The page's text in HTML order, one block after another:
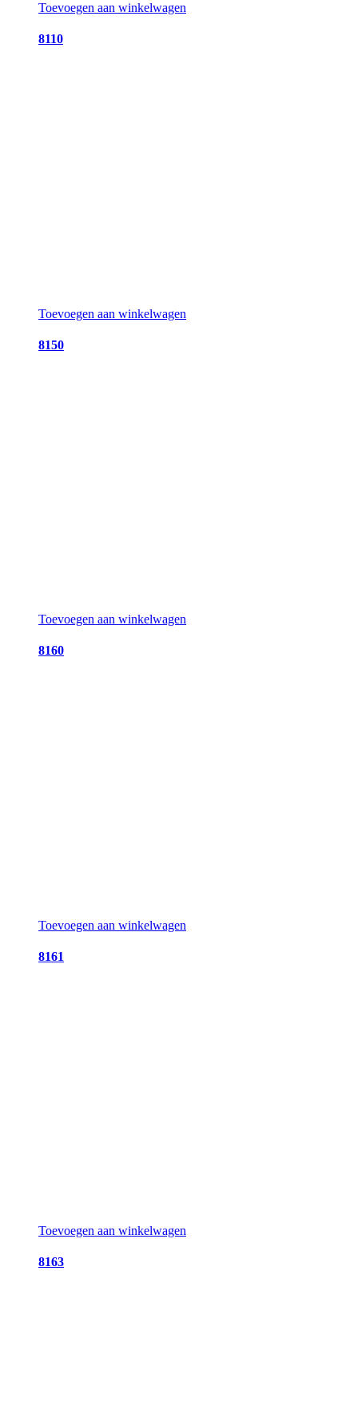
Toevoegen aan winkelwagen
8110
Toevoegen aan winkelwagen
8150
Toevoegen aan winkelwagen
8160
Toevoegen aan winkelwagen
8161
Toevoegen aan winkelwagen
8163